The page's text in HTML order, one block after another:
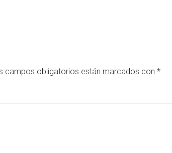
campos obligatorios están marcados con *